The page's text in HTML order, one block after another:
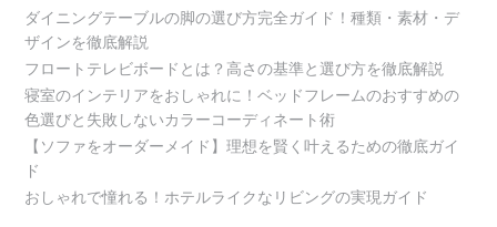
ダイニングテーブルの脚の選び方完全ガイド！種類・素材・デ
ザインを徹底解説
フロートテレビボードとは？高さの基準と選び方を徹底解説
寝室のインテリアをおしゃれに！ベッドフレームのおすすめの
色選びと失敗しないカラーコーディネート術
【ソファをオーダーメイド】理想を賢く叶えるための徹底ガイ
ド
おしゃれで憧れる！ホテルライクなリビングの実現ガイド